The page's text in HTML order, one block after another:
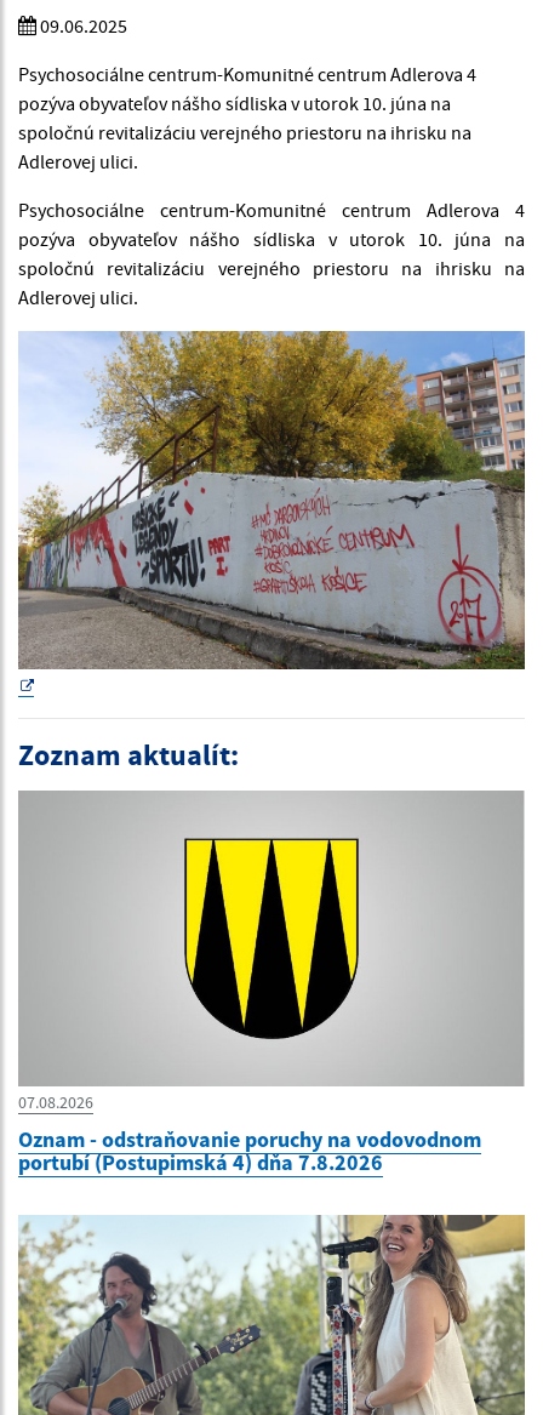
09.06.2025
Psychosociálne centrum-Komunitné centrum Adlerova 4
pozýva obyvateľov nášho sídliska v utorok 10. júna na
spoločnú revitalizáciu verejného priestoru na ihrisku na
Adlerovej ulici.
Psychosociálne centrum-Komunitné centrum Adlerova 4
pozýva obyvateľov nášho sídliska v utorok 10. júna na
spoločnú revitalizáciu verejného priestoru na ihrisku na
Adlerovej ulici.
Zoznam aktualít:
07.08.2026
Oznam - odstraňovanie poruchy na vodovodnom
portubí (Postupimská 4) dňa 7.8.2026